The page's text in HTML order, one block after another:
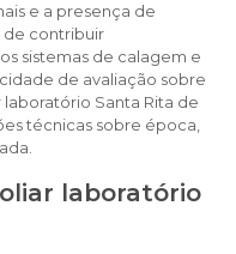
e a presença de
contribuir
sistemas de calagem e
de avaliação sobre
laboratório Santa Rita de
técnicas sobre época,
laboratório